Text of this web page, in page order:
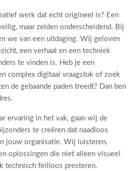
werk dat echt origineel is? Een
maar zelden onderscheidend. Bij
we van een uitdaging. Wij geloven
een verhaal en een techniek
te vinden is. Heb je een
complex digitaal vraagstuk of zoek
de gebaande paden treedt? Dan ben
ervaring in het vak, gaan wij de
te creëren dat naadloos
jouw organisatie. Wij luisteren,
oplossingen die niet alleen visueel
technisch feilloos presteren.